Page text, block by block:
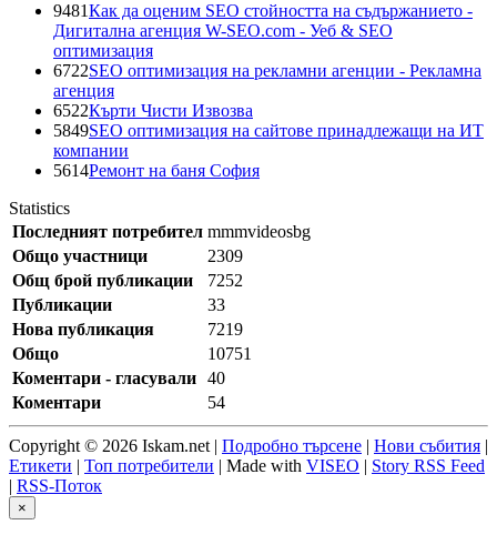
9481Как да оценим SEO стойността на съдържанието -
Дигитална агенция W-SEO.com - Уеб & SEO
оптимизация
6722SEO оптимизация на рекламни агенции - Рекламна
агенция
6522Кърти Чисти Извозва
5849SEO оптимизация на сайтове принадлежащи на ИТ
компании
5614Ремонт на баня София
Statistics
Последният потребител mmmvideosbg
Общо участници
2309
Общ брой публикации
7252
Публикации
33
Нова публикация
7219
Общо
10751
Коментари - гласували 40
Коментари
54
Copyright © 2026 Iskam.net | Подробно търсене | Нови събития |
Етикети | Топ потребители | Made with VISEO | Story RSS Feed
| RSS-Поток
×